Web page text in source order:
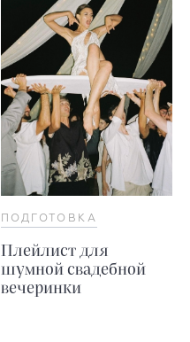
ПОДГОТОВКА
Плейлист для
шумной свадебной
вечеринки